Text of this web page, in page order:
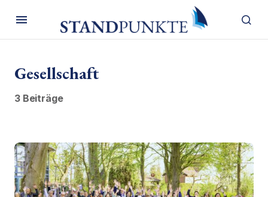
Gesellschaft
3 Beiträge